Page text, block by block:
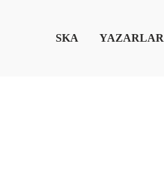
SKA YAZARLAR